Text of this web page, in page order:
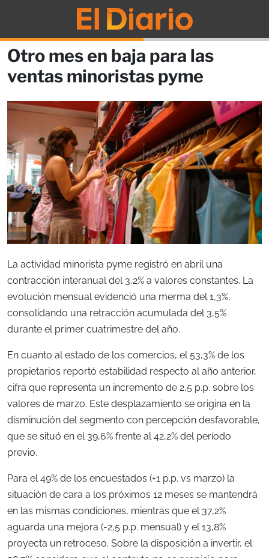
Otro mes en baja para las
ventas minoristas pyme
La actividad minorista pyme registró en abril una
contracción interanual del 3,2% a valores constantes. La
evolución mensual evidenció una merma del 1,3%,
consolidando una retracción acumulada del 3,5%
durante el primer cuatrimestre del año.
En cuanto al estado de los comercios, el 53,3% de los
propietarios reportó estabilidad respecto al año anterior,
cifra que representa un incremento de 2,5 p.p. sobre los
valores de marzo. Este desplazamiento se origina en la
disminución del segmento con percepción desfavorable,
que se situó en el 39,6% frente al 42,2% del período
previo.
Para el 49% de los encuestados (+1 p.p. vs marzo) la
situación de cara a los próximos 12 meses se mantendrá
en las mismas condiciones, mientras que el 37,2%
aguarda una mejora (-2,5 p.p. mensual) y el 13,8%
proyecta un retroceso. Sobre la disposición a invertir, el